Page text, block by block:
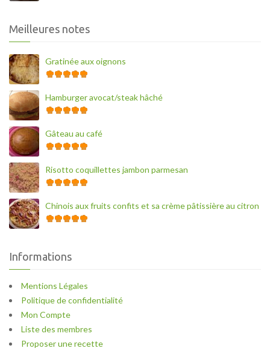
Meilleures notes
Gratinée aux oignons
Hamburger avocat/steak hâché
Gâteau au café
Risotto coquillettes jambon parmesan
Chinois aux fruits confits et sa crème pâtissière au citron
Informations
Mentions Légales
Politique de confidentialité
Mon Compte
Liste des membres
Proposer une recette